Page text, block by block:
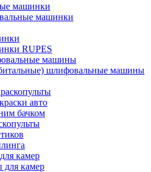
машинки
машинки
RUPES
машины
шлифовальные машины
авто
бачком
камер
для камер